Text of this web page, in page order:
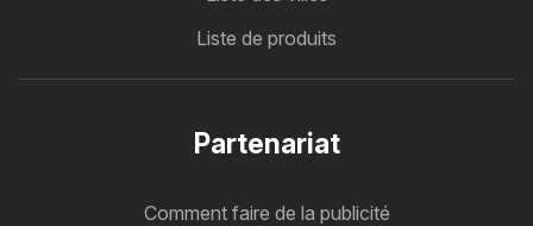
Liste de produits
Partenariat
Comment faire de la publicité